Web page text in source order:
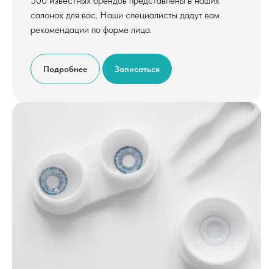
салонах для вас. Наши специалисты дадут вам
рекомендации по форме лица.
Подробнее Записаться